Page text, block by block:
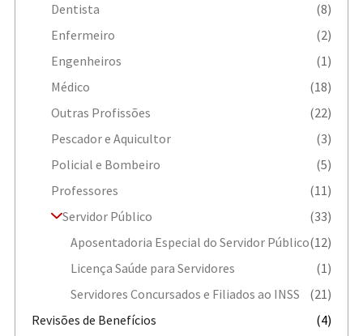
Dentista
(8)
Enfermeiro
(2)
Engenheiros
(1)
Médico
(18)
Outras Profissões
(22)
Pescador e Aquicultor
(3)
Policial e Bombeiro
(5)
Professores
(11)
Servidor Público
(33)
Aposentadoria Especial do Servidor Público(12)
Licença Saúde para Servidores
(1)
Servidores Concursados e Filiados ao INSS
(21)
Revisões de Benefícios
(4)